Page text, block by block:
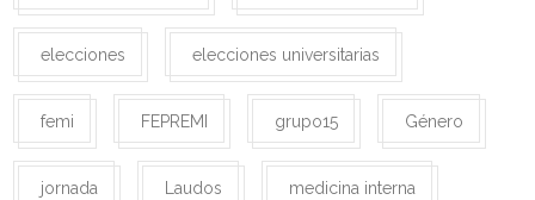
elecciones elecciones universitarias
femi FEPREMI grupo15 Género
jornada Laudos medicina interna